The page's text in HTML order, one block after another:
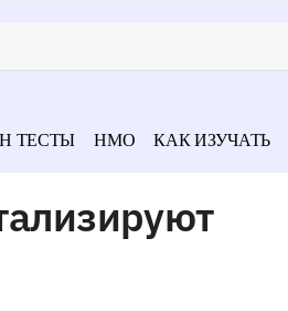
ТЕСТЫ НМО КАК ИЗУЧАТЬ